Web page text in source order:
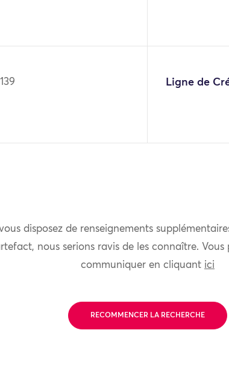
Ligne de
disposez de renseignements
nous serions ravis de les connaître. Vous
communiquer en cliquant ici
RECOMMENCER LA RECHERCHE